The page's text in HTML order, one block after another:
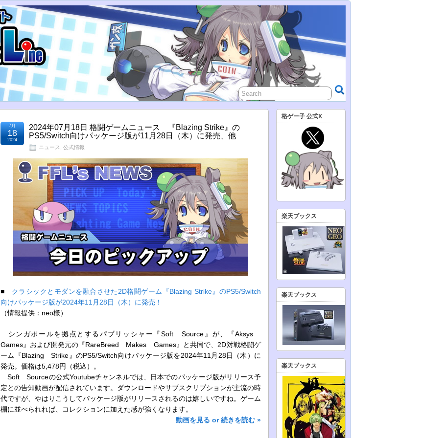
2024年07月18日 格闘ゲームニュース 『Blazing Strike』の
PS5/Switch向けパッケージ版が11月28日（木）に発売、他
ニュース 公式情報
7月
18
2024
■ クラシックとモダンを融合させた2D格闘ゲーム『Blazing Strike』のPS5/Switch
向けパッケージ版が2024年11月28日（木）に発売！
（情報提供：neo様）
シンガポールを拠点とするパブリッシャー『Soft Source』が、『Aksys
Games』および開発元の『RareBreed Makes Games』と共同で、2D対戦格闘ゲ
ーム『Blazing Strike』のPS5/Switch向けパッケージ版を2024年11月28日（木）に
発売。価格は5,478円（税込）。
Soft Sourceの公式Youtubeチャンネルでは、日本でのパッケージ版がリリース予
定との告知動画が配信されています。ダウンロードやサブスクリプションが主流の時
代ですが、やはりこうしてパッケージ版がリリースされるのは嬉しいですね。ゲーム
棚に並べられれば、コレクションに加えた感が強くなります。
動画を見る or 続きを読む »
格ゲー子 公式X
楽天ブックス
楽天ブックス
楽天ブックス